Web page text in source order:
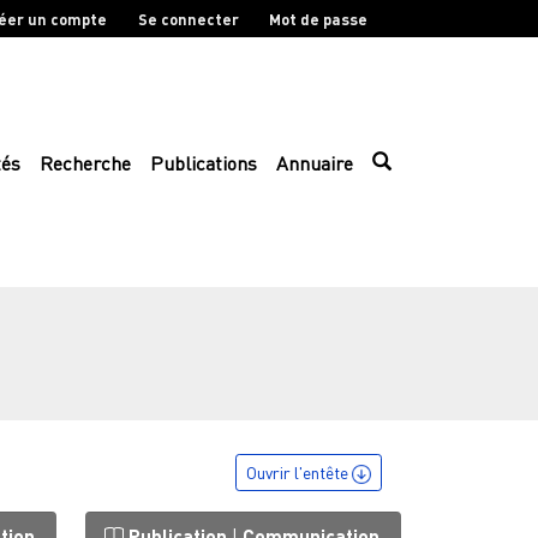
un compte Se connecter Mot de passe
Recherche Publications Annuaire
Ouvrir l'entête